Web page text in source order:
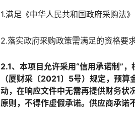
1.满足《中华人民共和国政府采购法》
2.落实政府采购政策需满足的资格要求
2.1、本项目允许采用“信用承诺制”
（厦财采〔2021〕5号）规定，预
动，在响应文件中无需再提供财务状
原则，不得作虚假承诺。供应商承诺